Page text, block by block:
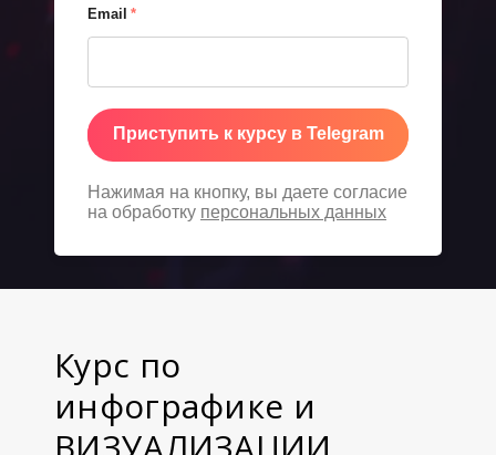
Email *
Приступить к курсу в Telegram
Нажимая на кнопку, вы даете согласие
на обработку персональных данных
Курс по
инфографике и